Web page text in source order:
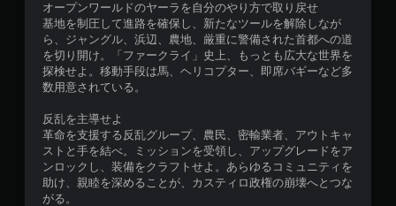
イ
で
き
ま
す
。
ア
ダ
プ
テ
オープンワールドのヤーラを自分のやり方で取り戻せ
基地を制圧して進路を確保し、新たなツールを解除しなが
ら、ジャングル、浜辺、農地、厳重に警備された首都への道
を切り開け。「ファークライ」史上、もっとも広大な世界を
探検せよ。移動手段は馬、ヘリコプター、即席バギーなど多
数用意されている。
反乱を主導せよ
革命を支援する反乱グループ、農民、密輸業者、アウトキャ
ストと手を結べ。ミッションを受領し、アップグレードをア
ンロックし、装備をクラフトせよ。あらゆるコミュニティを
助け、親睦を深めることが、カスティロ政権の崩壊へとつな
がる。